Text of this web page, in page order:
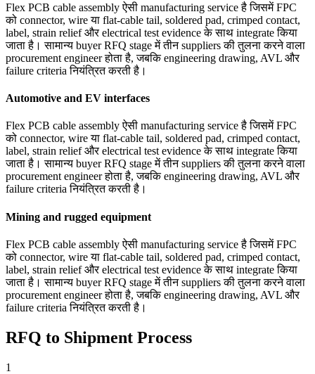
Flex PCB cable assembly ऐसी manufacturing service है जिसमें FPC
को connector, wire या flat-cable tail, soldered pad, crimped contact,
label, strain relief और electrical test evidence के साथ integrate किया
जाता है। सामान्य buyer RFQ stage में तीन suppliers की तुलना करने वाला
procurement engineer होता है, जबकि engineering drawing, AVL और
failure criteria नियंत्रित करती है।
Automotive and EV interfaces
Flex PCB cable assembly ऐसी manufacturing service है जिसमें FPC
को connector, wire या flat-cable tail, soldered pad, crimped contact,
label, strain relief और electrical test evidence के साथ integrate किया
जाता है। सामान्य buyer RFQ stage में तीन suppliers की तुलना करने वाला
procurement engineer होता है, जबकि engineering drawing, AVL और
failure criteria नियंत्रित करती है।
Mining and rugged equipment
Flex PCB cable assembly ऐसी manufacturing service है जिसमें FPC
को connector, wire या flat-cable tail, soldered pad, crimped contact,
label, strain relief और electrical test evidence के साथ integrate किया
जाता है। सामान्य buyer RFQ stage में तीन suppliers की तुलना करने वाला
procurement engineer होता है, जबकि engineering drawing, AVL और
failure criteria नियंत्रित करती है।
RFQ to Shipment Process
1